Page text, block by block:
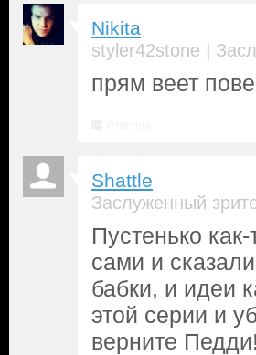
Nikita
styler42stone |
прям веет
Shattle
Заслуженный
Пустенько
сами и
бабки, и идеи
этой серии и
верните